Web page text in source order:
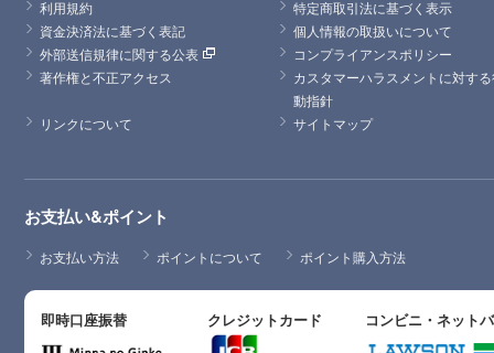
利用規約
特定商取引法に基づく表示
資金決済法に基づく表記
個人情報の取扱いについて
外部送信規律に関する公表
コンプライアンスポリシー
著作権と不正アクセス
カスタマーハラスメントに対す
動指針
リンクについて
サイトマップ
お支払い&ポイント
お支払い方法 ポイントについて ポイント購入方法
即時口座振替 クレジットカード コンビニ・ネット